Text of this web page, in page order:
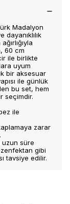
Madalyon
dayanıklılık
60 cm
ile birlikte
uyum
bir aksesuar
ile günlük
bu set, hem
seçimdir.
ile
zarar
uzun süre
gibi
tavsiye edilir.